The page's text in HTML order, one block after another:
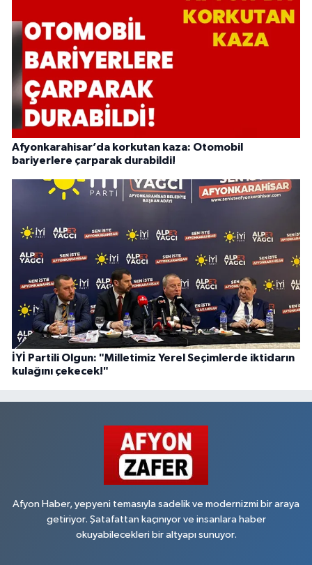
Afyonkarahisar’da korkutan kaza: Otomobil
bariyerlere çarparak durabildi!
İYİ Partili Olgun: "Milletimiz Yerel Seçimlerde iktidarın
kulağını çekecek!"
Afyon Haber, yepyeni temasıyla sadelik ve modernizmi bir araya
getiriyor. Şatafattan kaçınıyor ve insanlara haber
okuyabilecekleri bir altyapı sunuyor.